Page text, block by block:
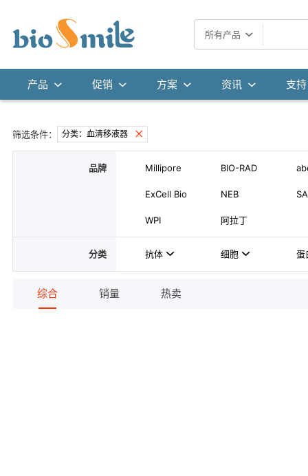
所有产品
产品 促销 方案 资讯 支持
筛选条件： 分类：血清移液器
品牌 Millipore BIO-RAD
ExCell Bio NEB
WPI 阿拉丁
分类 抗体 细胞 蛋
综合 销量 热卖